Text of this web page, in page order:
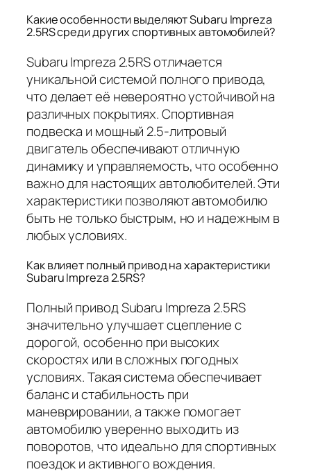
Какие особенности выделяют Subaru Impreza
2.5RS среди других спортивных автомобилей?
Subaru Impreza 2.5RS отличается
уникальной системой полного привода,
что делает её невероятно устойчивой на
различных покрытиях. Спортивная
подвеска и мощный 2.5-литровый
двигатель обеспечивают отличную
динамику и управляемость, что особенно
важно для настоящих автолюбителей. Эти
характеристики позволяют автомобилю
быть не только быстрым, но и надежным в
любых условиях.
Как влияет полный привод на характеристики
Subaru Impreza 2.5RS?
Полный привод Subaru Impreza 2.5RS
значительно улучшает сцепление с
дорогой, особенно при высоких
скоростях или в сложных погодных
условиях. Такая система обеспечивает
баланс и стабильность при
маневрировании, а также помогает
автомобилю уверенно выходить из
поворотов, что идеально для спортивных
поездок и активного вождения.